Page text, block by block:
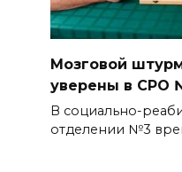
Мозговой
уверены в СРО
В социально-
отделении №3